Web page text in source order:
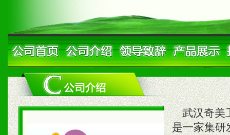
武汉奇美
是一家集研